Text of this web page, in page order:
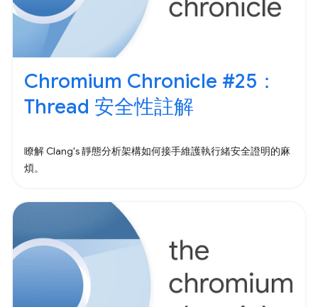
Chromium Chronicle #25：
Thread 安全性註解
瞭解 Clang's 靜態分析架構如何接手維護執行緒安全證明的麻
煩。